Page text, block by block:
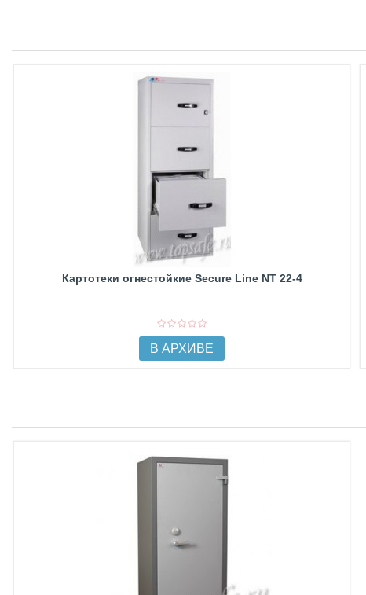
Картотеки огнестойкие Secure Line NT 22-4
В АРХИВЕ